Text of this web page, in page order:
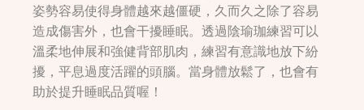
姿勢容易使得身體越來越僵硬，久而久之除了容易
造成傷害外，也會干擾睡眠。透過陰瑜珈練習可以
溫柔地伸展和強健背部肌肉，練習有意識地放下紛
擾，平息過度活躍的頭腦。當身體放鬆了，也會有
助於提升睡眠品質喔！